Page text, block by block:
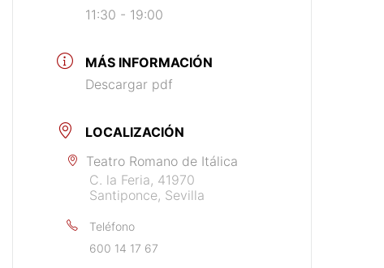
11:30 - 19:00
MÁS INFORMACIÓN
Descargar pdf
LOCALIZACIÓN
Teatro Romano de Itálica
C. la Feria, 41970
Santiponce, Sevilla
Teléfono
600 14 17 67